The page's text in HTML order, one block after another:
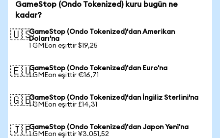
GameStop (Ondo Tokenized) kuru bugün ne
kadar?
🇺🇸GameStop (Ondo Tokenized)'dan Amerikan
Doları'na
1 GMEon eşittir $19,25
🇪🇺GameStop (Ondo Tokenized)'dan Euro'na
1 GMEon eşittir €16,71
🇬🇧GameStop (Ondo Tokenized)'dan İngiliz Sterlini'na
1 GMEon eşittir £14,31
🇯🇵GameStop (Ondo Tokenized)'dan Japon Yeni'na
1 GMEon eşittir ¥3.051,52